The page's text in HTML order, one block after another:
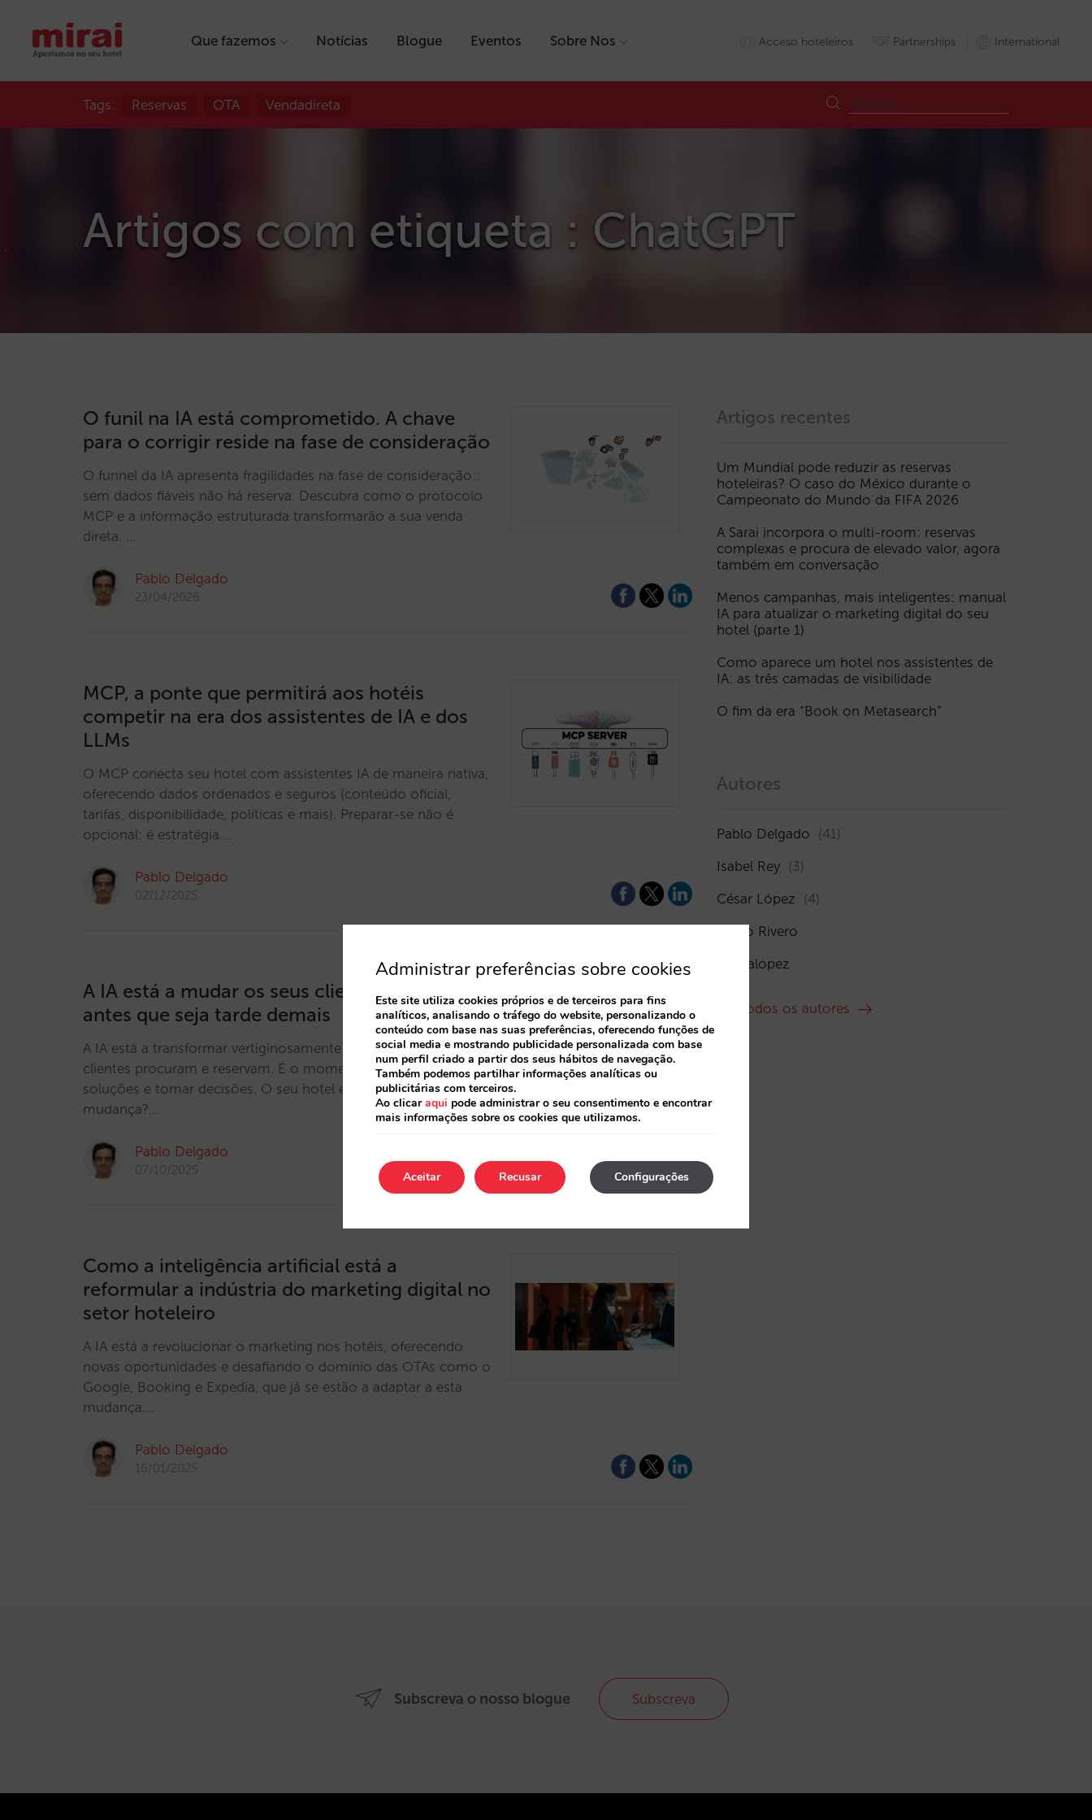
Que fazemos Notícias Blogue Eventos Sobre Nos Acceso hoteleiros Partnerships International
Tags: Reservas OTA Vendadireta
Artigos com etiqueta : ChatGPT
O funil na IA está comprometido. A chave
para o corrigir reside na fase de consideração
O funnel da IA apresenta fragilidades na fase de consideração::
sem dados fiáveis não há reserva. Descubra como o protocolo
MCP e a informação estruturada transformarão a sua venda
direta. …
Pablo Delgado
23/04/2026
MCP, a ponte que permitirá aos hotéis
competir na era dos assistentes de IA e dos
LLMs
O MCP conecta seu hotel com assistentes IA de maneira nativa,
oferecendo dados ordenados e seguros (conteúdo oficial,
tarifas, disponibilidade, políticas e mais). Preparar-se não é
opcional: é estratégia.…
Pablo Delgado
02/12/2025
A IA está a mudar os seus clientes: adapte-se
antes que seja tarde demais
A IA está a transformar vertiginosamente a forma como os seus
clientes procuram e reservam. É o momento de questionar
soluções e tomar decisões. O seu hotel está preparado para a
mudança?…
Pablo Delgado
07/10/2025
Como a inteligência artificial está a
reformular a indústria do marketing digital no
setor hoteleiro
A IA está a revolucionar o marketing nos hotéis, oferecendo
novas oportunidades e desafiando o domínio das OTAs como o
Google, Booking e Expedia, que já se estão a adaptar a esta
mudança.…
Pablo Delgado
16/01/2025
Artigos recentes
Um Mundial pode reduzir as reservas
hoteleiras? O caso do México durante o
Campeonato do Mundo da FIFA 2026
A Sarai incorpora o multi-room: reservas
complexas e procura de elevado valor, agora
também em conversação
Menos campanhas, mais inteligentes: manual
IA para atualizar o marketing digital do seu
hotel (parte 1)
Como aparece um hotel nos assistentes de
IA: as três camadas de visibilidade
O fim da era “Book on Metasearch”
Autores
Pablo Delgado (41)
Isabel Rey (3)
César López (4)
Rocío Rivero
amaialopez
Ver todos os autores
Subscreva o nosso blogue Subscreva
Administrar preferências sobre cookies
Este site utiliza cookies próprios e de terceiros para fins
analíticos, analisando o tráfego do website, personalizando o
conteúdo com base nas suas preferências, oferecendo funções de
social media e mostrando publicidade personalizada com base
num perfil criado a partir dos seus hábitos de navegação.
Também podemos partilhar informações analíticas ou
publicitárias com terceiros.
Ao clicaraqui pode administrar o seu consentimento e encontrar
mais informações sobre os cookies que utilizamos.
Aceitar Configurações
Recusar